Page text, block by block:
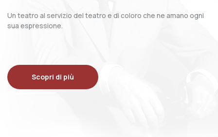
Un teatro al servizio del teatro e di coloro che ne amano ogni
sua espressione.
Scopri di più